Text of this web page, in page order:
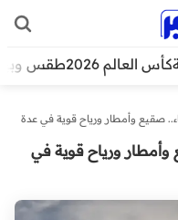
كأس العالم 2026 طقس
صقيع وأمطار ورياح قوية في عدة
وأمطار ورياح قوية في